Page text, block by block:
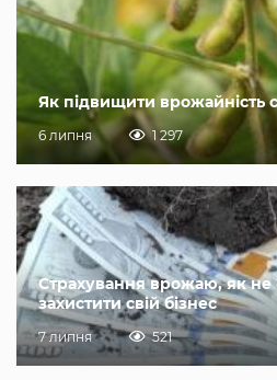
Як підвищити врожайність
6 липня 1 297
Страхування врожаю, як не
захистити свій бізнес
7 липня 521